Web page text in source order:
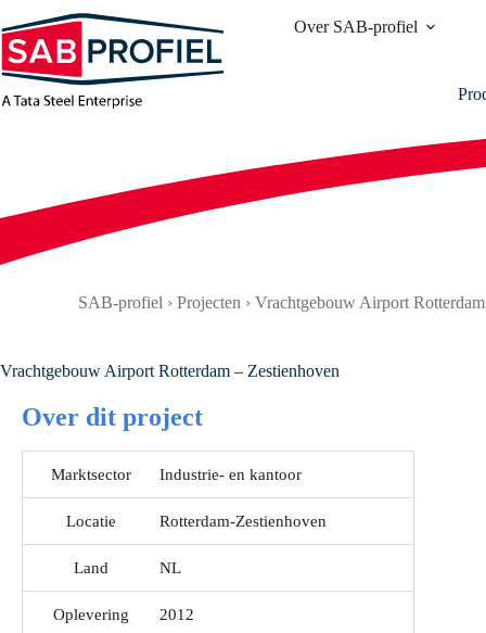
naar
de
inhoud
Over SAB-profiel
SAB-profiel › Projecten › Vrachtgebouw Airport
Vrachtgebouw Airport Rotterdam – Zestienhoven
Over dit project
Marktsector Industrie- en kantoor
Locatie Rotterdam-Zestienhoven
Land NL
Oplevering 2012